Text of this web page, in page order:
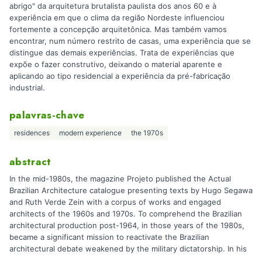
abrigo" da arquitetura brutalista paulista dos anos 60 e à
experiência em que o clima da região Nordeste influenciou
fortemente a concepção arquitetônica. Mas também vamos
encontrar, num número restrito de casas, uma experiência que se
distingue das demais experiências. Trata de experiências que
expõe o fazer construtivo, deixando o material aparente e
aplicando ao tipo residencial a experiência da pré-fabricação
industrial.
palavras-chave
residences modern experience the 1970s
abstract
In the mid-1980s, the magazine Projeto published the Actual
Brazilian Architecture catalogue presenting texts by Hugo Segawa
and Ruth Verde Zein with a corpus of works and engaged
architects of the 1960s and 1970s. To comprehend the Brazilian
architectural production post-1964, in those years of the 1980s,
became a significant mission to reactivate the Brazilian
architectural debate weakened by the military dictatorship. In his